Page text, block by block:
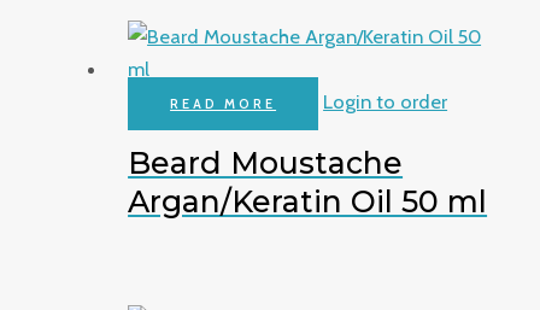
READ MORE Login to order
Beard Moustache
Argan/Keratin Oil 50 ml